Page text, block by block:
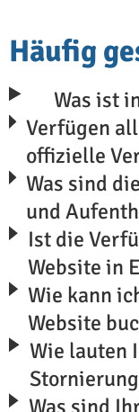
Häufig
Was ist
Verfügen
offizielle
Was sind
und
Ist die
Website in
Wie kann
Website
Wie lauten